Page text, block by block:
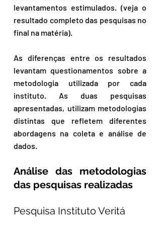
levantamentos estimulados. (veja o
resultado completo das pesquisas no
final na matéria).
As diferenças entre os resultados
levantam questionamentos sobre a
metodologia utilizada por cada
instituto. As duas pesquisas
apresentadas, utilizam metodologias
distintas que refletem diferentes
abordagens na coleta e análise de
dados.
Análise das metodologias
das pesquisas realizadas
Pesquisa Instituto Veritá